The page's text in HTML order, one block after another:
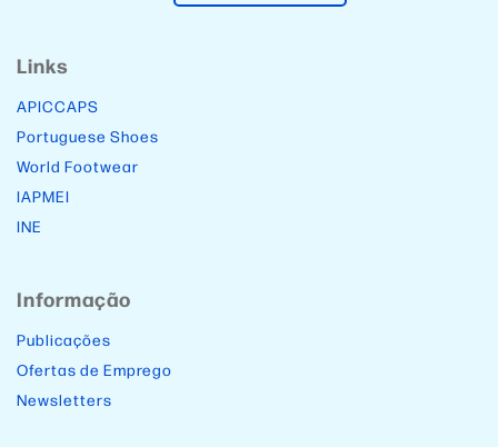
Links
APICCAPS
Portuguese Shoes
World Footwear
IAPMEI
INE
Informação
Publicações
Ofertas de Emprego
Newsletters